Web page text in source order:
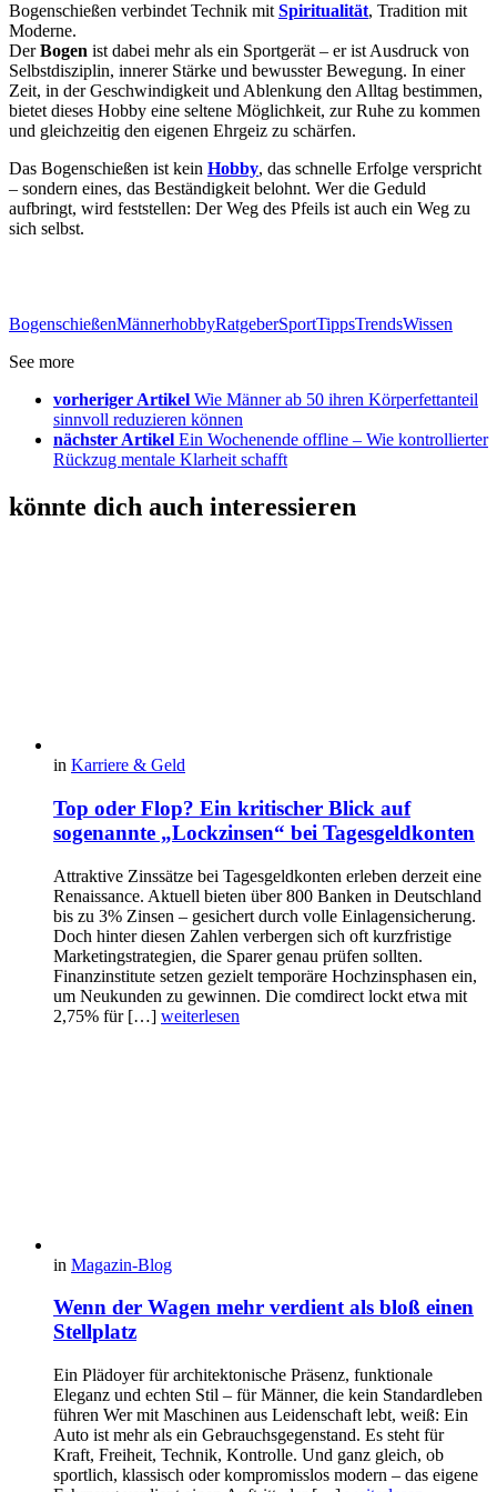
Bogenschießen verbindet Technik mit Spiritualität, Tradition mit
Moderne.
DerBogen ist dabei mehr als ein Sportgerät – er ist Ausdruck von
Selbstdisziplin, innerer Stärke und bewusster Bewegung. In einer
Zeit, in der Geschwindigkeit und Ablenkung den Alltag bestimmen,
bietet dieses Hobby eine seltene Möglichkeit, zur Ruhe zu kommen
und gleichzeitig den eigenen Ehrgeiz zu schärfen.
Das Bogenschießen ist kein Hobby, das schnelle Erfolge verspricht
– sondern eines, das Beständigkeit belohnt. Wer die Geduld
aufbringt, wird feststellen: Der Weg des Pfeils ist auch ein Weg zu
sich selbst.
BogenschießenMännerhobbyRatgeberSportTippsTrendsWissen
See more
vorheriger Artikel Wie Männer ab 50 ihren Körperfettanteil
sinnvoll reduzieren können
nächster Artikel Ein Wochenende offline – Wie kontrollierter
Rückzug mentale Klarheit schafft
könnte dich auch interessieren
in Karriere & Geld
Top oder Flop? Ein kritischer Blick auf
sogenannte „Lockzinsen“ bei Tagesgeldkonten
Attraktive Zinssätze bei Tagesgeldkonten erleben derzeit eine
Renaissance. Aktuell bieten über 800 Banken in Deutschland
bis zu 3% Zinsen – gesichert durch volle Einlagensicherung.
Doch hinter diesen Zahlen verbergen sich oft kurzfristige
Marketingstrategien, die Sparer genau prüfen sollten.
Finanzinstitute setzen gezielt temporäre Hochzinsphasen ein,
um Neukunden zu gewinnen. Die comdirect lockt etwa mit
2,75% für […] weiterlesen
in Magazin-Blog
Wenn der Wagen mehr verdient als bloß einen
Stellplatz
Ein Plädoyer für architektonische Präsenz, funktionale
Eleganz und echten Stil – für Männer, die kein Standardleben
führen Wer mit Maschinen aus Leidenschaft lebt, weiß: Ein
Auto ist mehr als ein Gebrauchsgegenstand. Es steht für
Kraft, Freiheit, Technik, Kontrolle. Und ganz gleich, ob
sportlich, klassisch oder kompromisslos modern – das eigene